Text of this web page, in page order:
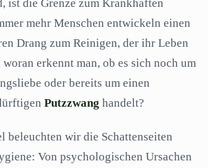
Rituale: Wie Menschen ihren
Warum manche Stress in hyper-
von Putzzwang: Von Ekzemen bis
ist die Grenze zum Krankhaften
mehr Menschen entwickeln einen
Drang zum Reinigen, der ihr Leben
erkennt man, ob es sich noch um
oder bereits um einen
Putzzwang handelt?
beleuchten wir die Schattenseiten
Von psychologischen Ursachen